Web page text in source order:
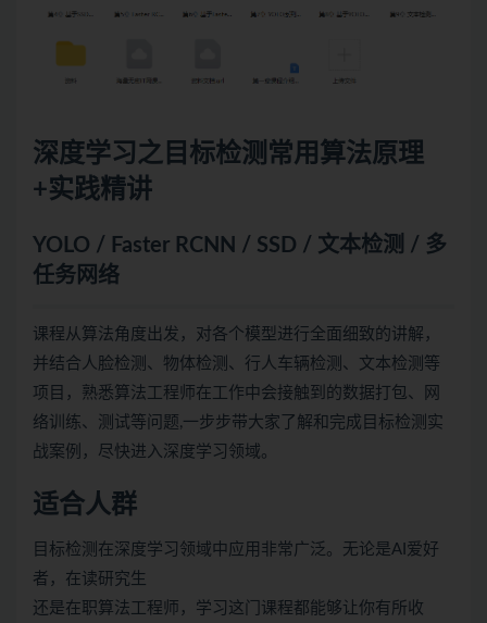
深度学习 之目标检测常用算法原理
+实践精讲
YOLO / Faster RCNN / SSD / 文本检测 / 多
任务网络
课程从算法角度出发，对各个模型进行全面细致的讲解，
并结合人脸检测、物体检测、行人车辆检测、文本检测等
项目，熟悉算法工程师在工作中会接触到的数据打包、网
络训练、测试等问题,一步步带大家了解和完成目标检测实
战案例，尽快进入深度学习领域。
适合人群
目标检测在深度学习领域中应用非常广泛。无论是AI爱好
者，在读研究生
还是在职算法工程师，学习这门课程都能够让你有所收